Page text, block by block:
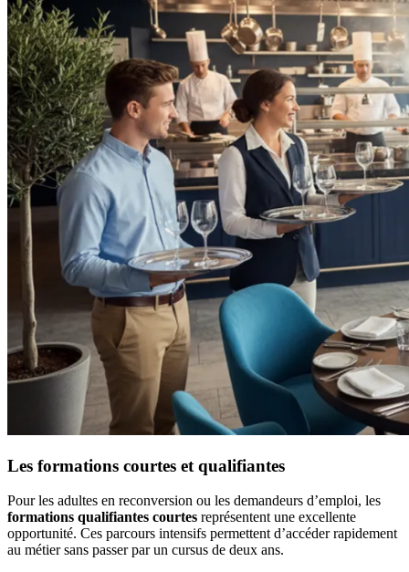
Les formations courtes et qualifiantes
Pour les adultes en reconversion ou les demandeurs d’emploi, les
formations qualifiantes courtes représentent une excellente
opportunité. Ces parcours intensifs permettent d’accéder rapidement
au métier sans passer par un cursus de deux ans.